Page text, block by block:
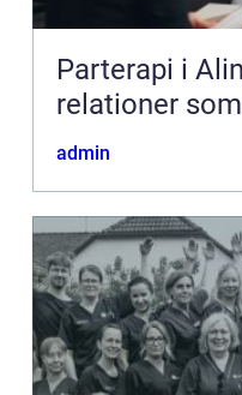
Parterapi i
relationer
admin